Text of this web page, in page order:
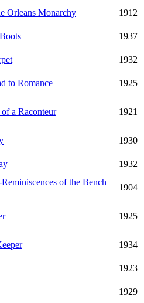
Orleans Monarchy
1912
1937
1932
to Romance
1925
a Raconteur 1921
1930
1932
of the Bench
1904
1925
1934
1923
1929